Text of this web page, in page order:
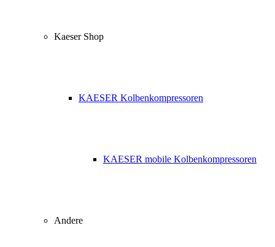
Kaeser Shop
KAESER Kolbenkompressoren
KAESER mobile Kolbenkompressoren
Andere